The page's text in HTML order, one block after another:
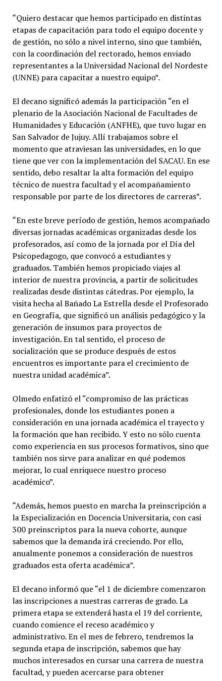
“Quiero destacar que hemos participado en distintas
etapas de capacitación para todo el equipo docente y
de gestión, no sólo a nivel interno, sino que también,
con la coordinación del rectorado, hemos enviado
representantes a la Universidad Nacional del Nordeste
(UNNE) para capacitar a nuestro equipo”.
El decano significó además la participación “en el
plenario de la Asociación Nacional de Facultades de
Humanidades y Educación (ANFHE), que tuvo lugar en
San Salvador de Jujuy. Allí trabajamos sobre el
momento que atraviesan las universidades, en lo que
tiene que ver con la implementación del SACAU. En ese
sentido, debo resaltar la alta formación del equipo
técnico de nuestra facultad y el acompañamiento
responsable por parte de los directores de carreras”.
“En este breve período de gestión, hemos acompañado
diversas jornadas académicas organizadas desde los
profesorados, así como de la jornada por el Día del
Psicopedagogo, que convocó a estudiantes y
graduados. También hemos propiciado viajes al
interior de nuestra provincia, a partir de solicitudes
realizadas desde distintas cátedras. Por ejemplo, la
visita hecha al Bañado La Estrella desde el Profesorado
en Geografía, que significó un análisis pedagógico y la
generación de insumos para proyectos de
investigación. En tal sentido, el proceso de
socialización que se produce después de estos
encuentros es importante para el crecimiento de
nuestra unidad académica”.
Olmedo enfatizó el “compromiso de las prácticas
profesionales, donde los estudiantes ponen a
consideración en una jornada académica el trayecto y
la formación que han recibido. Y esto no sólo cuenta
como experiencia en sus procesos formativos, sino que
también nos sirve para analizar en qué podemos
mejorar, lo cual enriquece nuestro proceso
académico”.
“Además, hemos puesto en marcha la preinscripción a
la Especialización en Docencia Universitaria, con casi
300 preinscriptos para la nueva cohorte, aunque
sabemos que la demanda irá creciendo. Por ello,
anualmente ponemos a consideración de nuestros
graduados esta oferta académica”.
El decano informó que “el 1 de diciembre comenzaron
las inscripciones a nuestras carreras de grado. La
primera etapa se extenderá hasta el 19 del corriente,
cuando comience el receso académico y
administrativo. En el mes de febrero, tendremos la
segunda etapa de inscripción, sabemos que hay
muchos interesados en cursar una carrera de nuestra
facultad, y pueden acercarse para obtener